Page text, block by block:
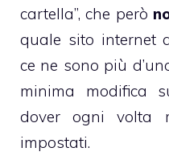
cartella”, che però
quale sito internet
ce ne sono più
minima modifica
dover ogni volta
impostati.